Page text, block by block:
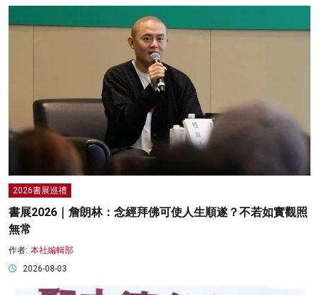
2026書展巡禮
書展2026｜詹朗林：念經拜佛可使人生順遂？不若如實觀照
無常
作者: 本社編輯部
2026-08-03